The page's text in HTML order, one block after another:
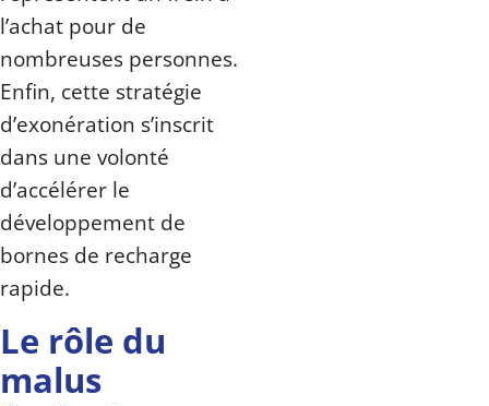
l’achat pour de
nombreuses personnes.
Enfin, cette stratégie
d’exonération s’inscrit
dans une volonté
d’accélérer le
développement de
bornes de recharge
rapide.
Le rôle du
malus